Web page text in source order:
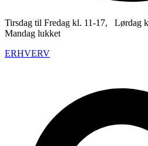
Tirsdag til Fredag kl. 11-17, Lørdag
Mandag lukket
ERHVERV